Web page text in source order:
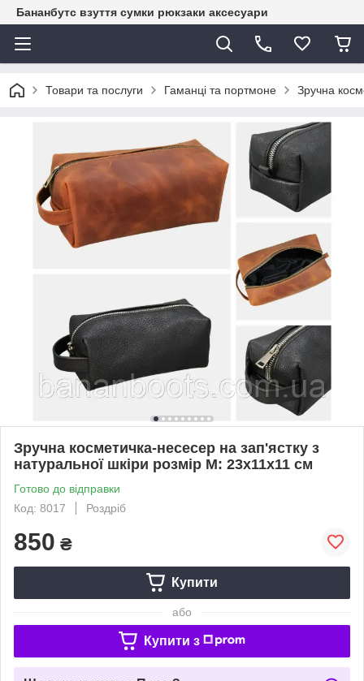
Бананбутс взуття сумки рюкзаки аксесуари
Товари та послуги Гаманці та портмоне Зручна
Зручна косметичка-несесер на зап'ястку з
натуральної шкіри розмір М: 23х11х11 см
Готово до відправки
Код: 8017
Роздріб
850 ₴
Купити
або
Купити з